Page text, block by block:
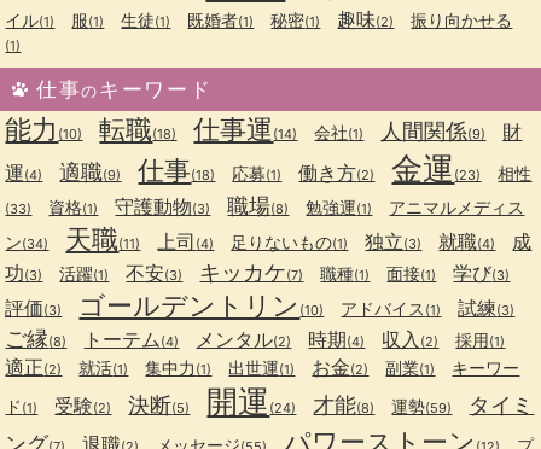
イル(1) 服(1) 生徒(1) 既婚者(1) 秘密(1) 趣味(2) 振り向かせる
(1)
仕事のキーワード
能力 (10) 転職(18) 仕事運 (14) 会社(1) 人間関係(9)
財
運(4) 適職(9) 仕事(18) 応募(1) 働き方(2) 金運 (23) 相性
(33) 資格(1) 守護動物(3) 職場(8) 勉強運(1)
アニマルメディス
ン(34) 天職(11) 上司 (4) 足りないもの(1) 独立(3) 就職(4)
成
功(3) 活躍(1) 不安(3) キッカケ(7) 職種(1) 面接(1) 学び(3)
評価(3) ゴールデントリン (10) アドバイス (1) 試練(3)
ご縁(8) トーテム (4) メンタル(2) 時期(4) 収入 (2) 採用(1)
適正(2) 就活(1) 集中力 (1) 出世運(1) お金(2) 副業(1)
キーワー
ド (1) 受験(2) 決断(5) 開運 (24) 才能(8) 運勢(59)
タイミ
ング
退職 メッセージ パワーストーン
プ